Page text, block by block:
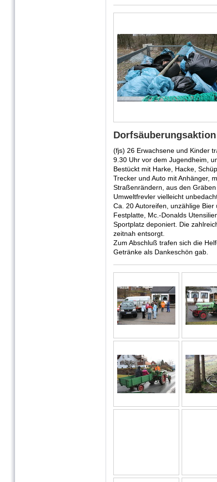
Dorfsäuberungsaktion
(fjs) 26 Erwachsene und Kinder
9.30 Uhr vor dem Jugendheim,
Bestückt mit Harke, Hacke,
Trecker und Auto mit Anhänger,
Straßenrändern, aus den
Umweltfrevler vielleicht
Ca. 20 Autoreifen, unzählige
Festplatte, Mc.-Donalds
Sportplatz deponiert. Die
zeitnah entsorgt.
Zum Abschluß trafen sich die
Getränke als Dankeschön gab.